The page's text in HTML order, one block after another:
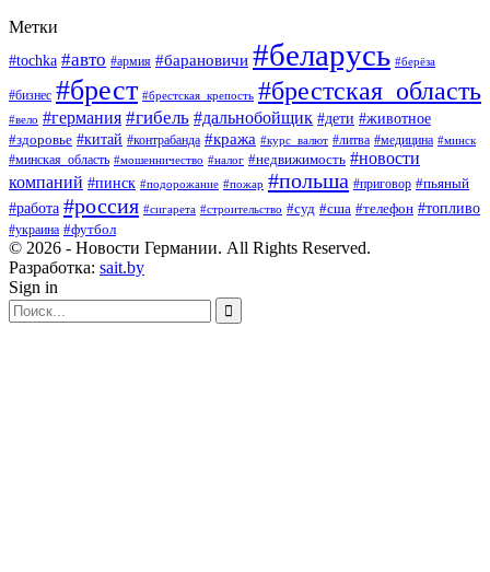
Метки
#tochka #авто #армия #барановичи #беларусь #берёза
#бизнес #брест #брестская_крепость #брестская_область
#вело #германия #гибель #дальнобойщик #дети #животное
#здоровье #китай #контрабанда #кража #курс_валют #литва #медицина #минск
#минская_область #мошенничество #налог #недвижимость #новости
компаний #пинск #подорожание #пожар #польша #приговор #пьяный
#работа #россия #сигарета #строительство #суд #сша #телефон #топливо
#украина #футбол
© 2026 - Новости Германии. All Rights Reserved.
Разработка: sait.by
Sign in